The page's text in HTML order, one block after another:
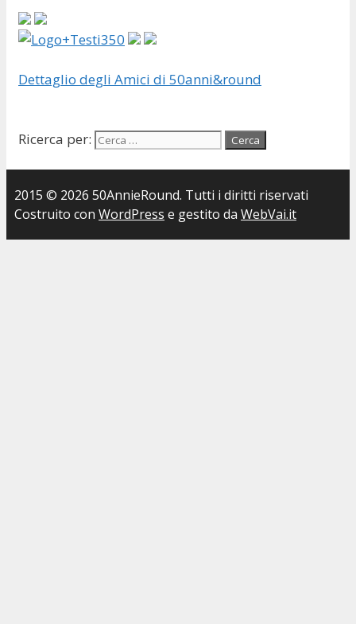
Dettaglio degli Amici di 50anni&round
Ricerca per:
2015 © 2026 50AnnieRound. Tutti i diritti riservati
Costruito con WordPress e gestito da WebVai.it